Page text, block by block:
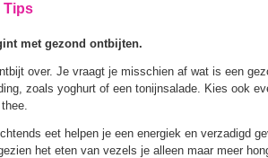
Tips
met gezond ontbijten.
over. Je vraagt je misschien af wat is een
zoals yoghurt of een tonijnsalade. Kies ook
eet helpen je een energiek en verzadigd
het eten van vezels je alleen maar meer